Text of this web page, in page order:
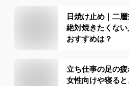
日焼け止め｜二
絶対焼きたくな
おすすめは？
立ち仕事の足の疲
女性向けや寝る